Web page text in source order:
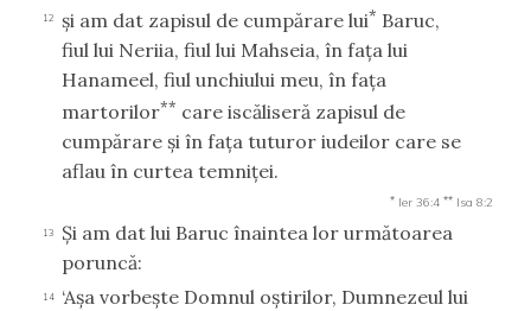
12 şi am dat zapisul de cumpărare lui* Baruc,
fiul lui Neriia, fiul lui Mahseia, în faţa lui
Hanameel, fiul unchiului meu, în faţa
martorilor** care iscăliseră zapisul de
cumpărare şi în faţa tuturor iudeilor care se
aflau în curtea temniţei.
* Ier 36:4 ** Isa 8:2
13
Şi am dat lui Baruc înaintea lor următoarea
poruncă:
14
‘Aşa vorbeşte Domnul oştirilor, Dumnezeul lui